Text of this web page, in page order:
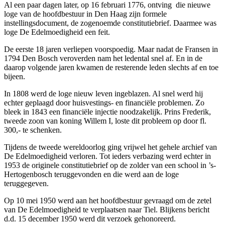
Al een paar dagen later, op 16 februari 1776, ontving die nieuwe
loge van de hoofdbestuur in Den Haag zijn formele
instellingsdocument, de zogenoemde constitutiebrief. Daarmee was
loge De Edelmoedigheid een feit.
De eerste 18 jaren verliepen voorspoedig. Maar nadat de Fransen in
1794 Den Bosch veroverden nam het ledental snel af. En in de
daarop volgende jaren kwamen de resterende leden slechts af en toe
bijeen.
In 1808 werd de loge nieuw leven ingeblazen. Al snel werd hij
echter geplaagd door huisvestings- en financiële problemen. Zo
bleek in 1843 een financiële injectie noodzakelijk. Prins Frederik,
tweede zoon van koning Willem I, loste dit probleem op door fl.
300,- te schenken.
Tijdens de tweede wereldoorlog ging vrijwel het gehele archief van
De Edelmoedigheid verloren. Tot ieders verbazing werd echter in
1953 de originele constitutiebrief op de zolder van een school in ’s-
Hertogenbosch teruggevonden en die werd aan de loge
teruggegeven.
Op 10 mei 1950 werd aan het hoofdbestuur gevraagd om de zetel
van De Edelmoedigheid te verplaatsen naar Tiel. Blijkens bericht
d.d. 15 december 1950 werd dit verzoek gehonoreerd.